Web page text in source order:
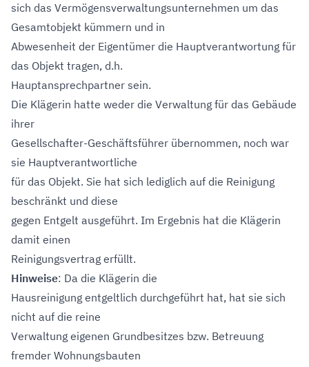
sich das Vermögensverwaltungsunternehmen um das
Gesamtobjekt kümmern und in
Abwesenheit der Eigentümer die Hauptverantwortung für
das Objekt tragen, d.h.
Hauptansprechpartner sein.
Die Klägerin hatte weder die Verwaltung für das Gebäude
ihrer
Gesellschafter-Geschäftsführer übernommen, noch war
sie Hauptverantwortliche
für das Objekt. Sie hat sich lediglich auf die Reinigung
beschränkt und diese
gegen Entgelt ausgeführt. Im Ergebnis hat die Klägerin
damit einen
Reinigungsvertrag erfüllt.
Hinweise: Da die Klägerin die
Hausreinigung entgeltlich durchgeführt hat, hat sie sich
nicht auf die reine
Verwaltung eigenen Grundbesitzes bzw. Betreuung
fremder Wohnungsbauten